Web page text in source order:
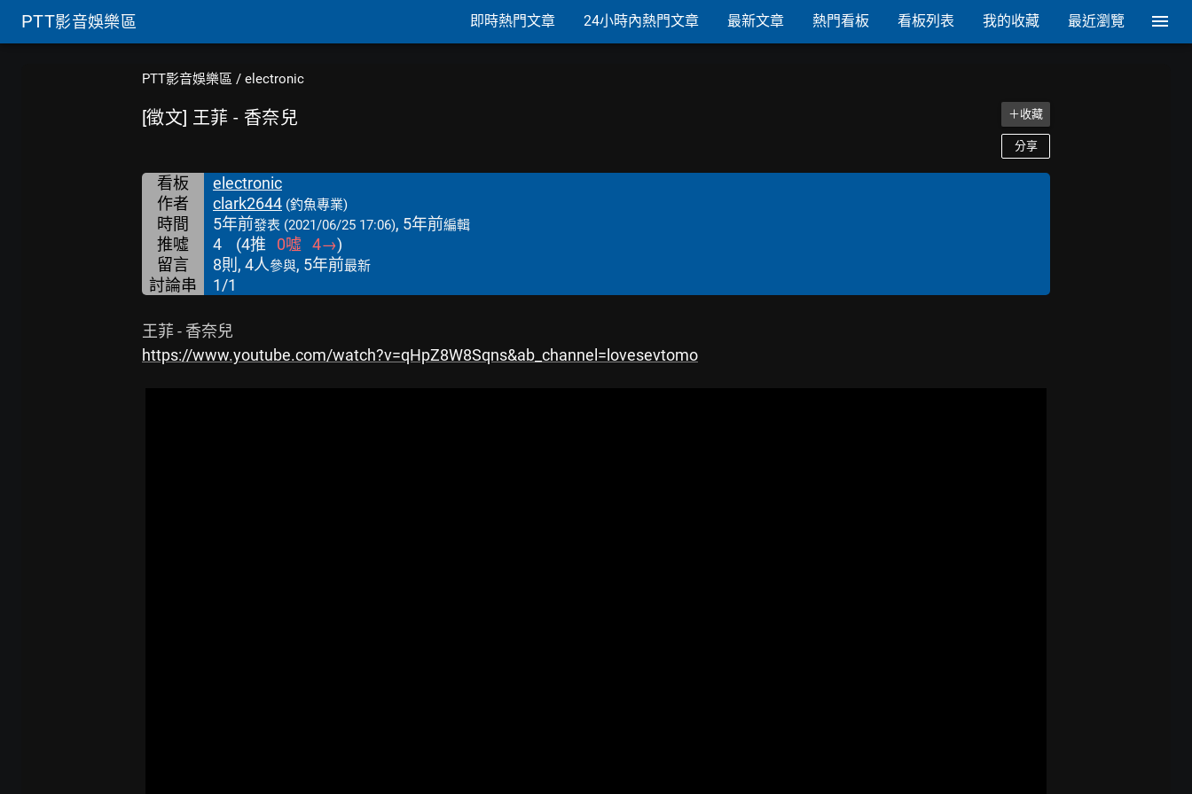
PTT影音娛樂區 即時熱門文章 24小時內熱門文章 最新文章 熱門看板 看板列表 我的收藏 最近瀏覽
PTT影音娛樂區 / electronic
[徵文] 王菲 - 香奈兒 ＋收藏
分享
看板
electronic
作者
clark2644 (釣魚專業)
時間 5年前發表 (2021/06/25 17:06), 5年前編輯
推噓 4 (4推 0噓 4→)
留言
8則, 4人參與, 5年前最新
討論串 1/1
https://www.youtube.com/watch?v=qHpZ8W8Sqns&ab_channel=lovesevtomo